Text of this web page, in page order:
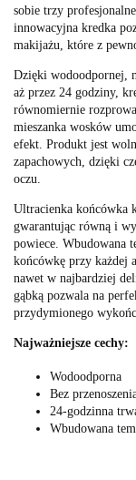
sobie trzy
innowacyjna kredka
makijażu, które z
Dzięki wodoodpornej,
aż przez 24 godziny,
równomiernie
mieszanka wosków
efekt. Produkt jest
zapachowych, dzięki
oczu.
Ultracienka końcówka
gwarantując równą i
powiece. Wbudowana
końcówkę przy każdej
nawet w najbardziej
gąbką pozwala na
przydymionego
Najważniejsze cechy:
Wodoodporna
Bez
24-godzinna
Wbudowana